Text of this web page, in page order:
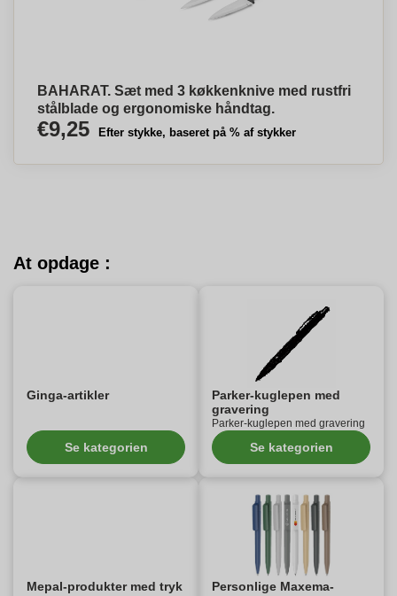
BAHARAT. Sæt med 3 køkkenknive med rustfri
stålblade og ergonomiske håndtag.
€9,25 Efter stykke, baseret på % af stykker
At opdage :
Ginga-artikler
Se kategorien
Parker-kuglepen med
gravering
Parker-kuglepen med gravering
Se kategorien
Mepal-produkter med tryk
Personlige Maxema-